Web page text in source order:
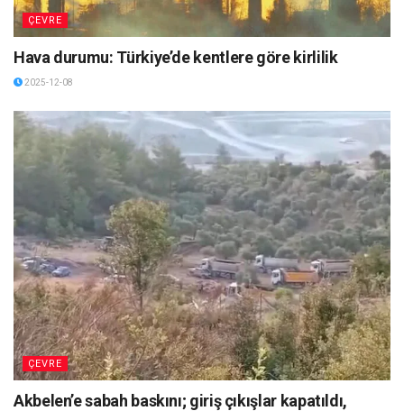
ÇEVRE
Hava durumu: Türkiye’de kentlere göre kirlilik
2025-12-08
ÇEVRE
Akbelen’e sabah baskını; giriş çıkışlar kapatıldı,